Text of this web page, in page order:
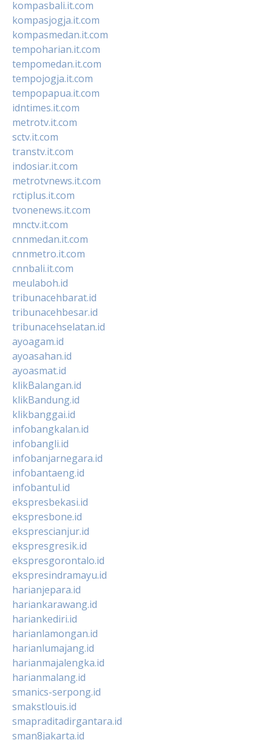
kompasbali.it.com
kompasjogja.it.com
kompasmedan.it.com
tempoharian.it.com
tempomedan.it.com
tempojogja.it.com
tempopapua.it.com
idntimes.it.com
metrotv.it.com
sctv.it.com
transtv.it.com
indosiar.it.com
metrotvnews.it.com
rctiplus.it.com
tvonenews.it.com
mnctv.it.com
cnnmedan.it.com
cnnmetro.it.com
cnnbali.it.com
meulaboh.id
tribunacehbarat.id
tribunacehbesar.id
tribunacehselatan.id
ayoagam.id
ayoasahan.id
ayoasmat.id
klikBalangan.id
klikBandung.id
klikbanggai.id
infobangkalan.id
infobangli.id
infobanjarnegara.id
infobantaeng.id
infobantul.id
ekspresbekasi.id
ekspresbone.id
eksprescianjur.id
ekspresgresik.id
ekspresgorontalo.id
ekspresindramayu.id
harianjepara.id
hariankarawang.id
hariankediri.id
harianlamongan.id
harianlumajang.id
harianmajalengka.id
harianmalang.id
smanics-serpong.id
smakstlouis.id
smapraditadirgantara.id
sman8jakarta.id